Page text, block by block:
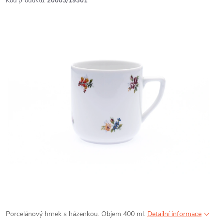
Porcelánový hrnek s házenkou. Objem 400 ml. Detailní informace